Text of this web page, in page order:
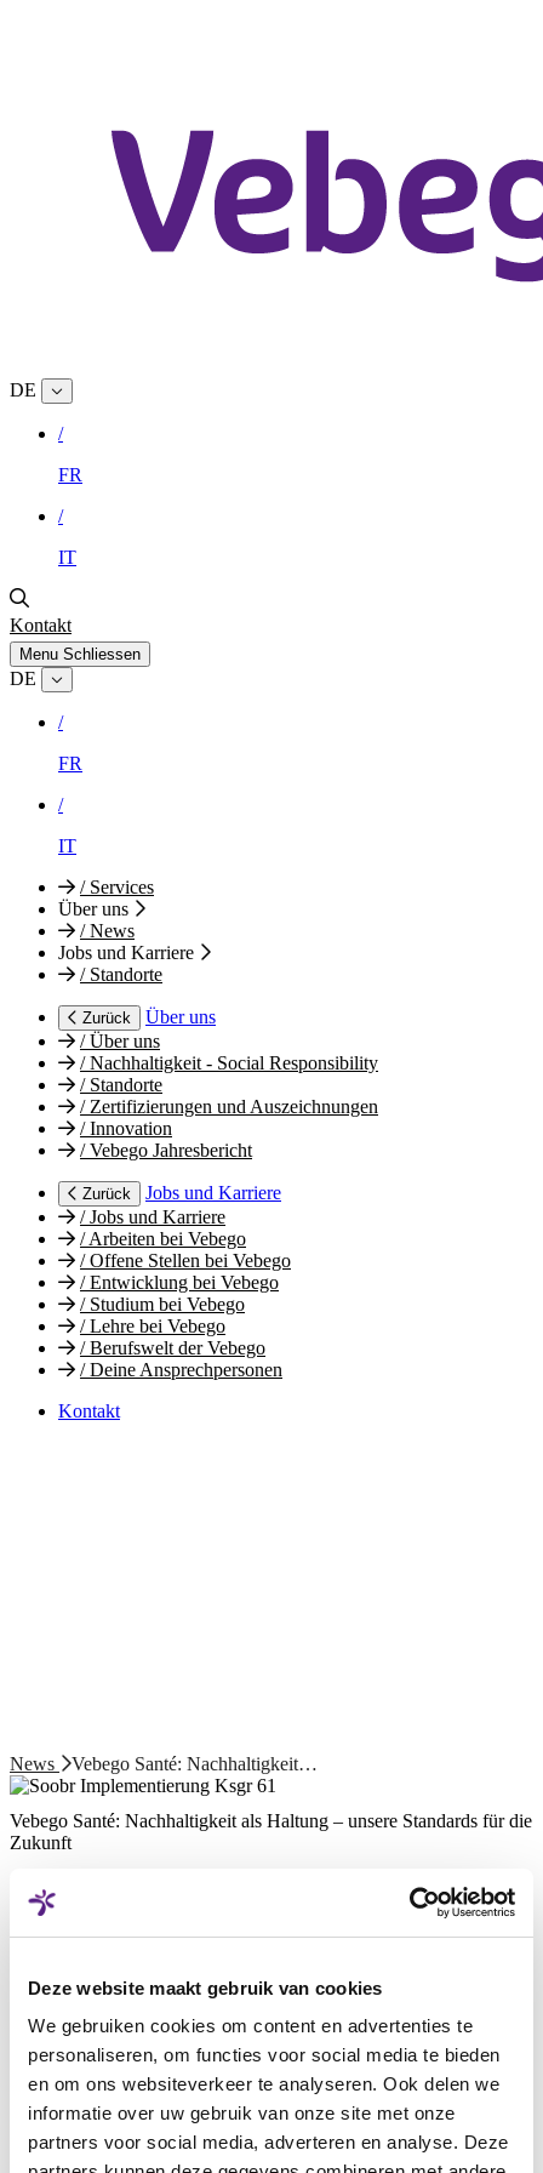
Deze website maakt gebruik van cookies
We gebruiken cookies om content en advertenties te
personaliseren, om functies voor social media te bieden
en om ons websiteverkeer te analyseren. Ook delen we
informatie over uw gebruik van onze site met onze
partners voor social media, adverteren en analyse. Deze
DE
/
FR
/
IT
Kontakt
Menu Schliessen
DE
/
FR
/
IT
/Services
Über uns
/News
Jobs und Karriere
/Standorte
Zurück
Über uns
/Über uns
/Nachhaltigkeit - Social Responsibility
/Standorte
/Zertifizierungen und Auszeichnungen
/Innovation
/Vebego Jahresbericht
Zurück
Jobs und Karriere
/Jobs und Karriere
/Arbeiten bei Vebego
/Offene Stellen bei Vebego
/Entwicklung bei Vebego
/Studium bei Vebego
/Lehre bei Vebego
/Berufswelt der Vebego
/Deine Ansprechpersonen
Kontakt
News Vebego Santé: Nachhaltigkeit…
Vebego Santé: Nachhaltigkeit als Haltung – unsere Standards für die
Zukunft
Nachhaltigkeit in der Spitalreinigung ist weit mehr als der Verzicht
auf Chemikalien. Sie betrifft ökologische, soziale und
Ziel: Höchste Hygienestandards mit ökologischer Verantwortung zu
vereinen.
Ein grosses Highlight der Nachhaltigkeitsstrategie von Vebego
Santé ist das geplante Pilotprojekt zur Reinigung mit ozonisiertem
Wasser. Gemeinsam mit zwei unserer Kunden testen wir 2025 diese
innovative Methode: Reinigung und Desinfektion ganz ohne
Chemie. Das bedeutet nicht nur weniger Reinigungsmittel, sondern